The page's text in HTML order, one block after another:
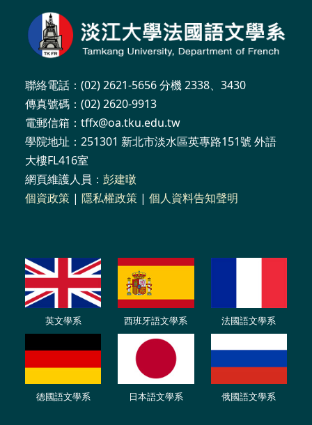
聯絡電話：(02) 2621-5656 分機 2338、3430
傳真號碼：(02) 2620-9913
電郵信箱：tffx@oa.tku.edu.tw
學院地址：251301 新北市淡水區英專路151號 外語
大樓FL416室
網頁維護人員： 彭建暾
個資政策 | 隱私權政策 | 個人資料告知聲明
英文學系 西班牙語文學系 法國語文學系
德國語文學系 日本語文學系 俄國語文學系